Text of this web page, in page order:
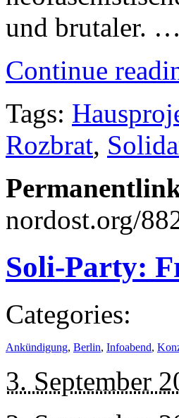
und brutaler. …
Continue
Tags:
Rozbrat,
nordost.org/
Soli-Party:
Categories:
Ankündigung, Berlin, Infoabend,
3. September